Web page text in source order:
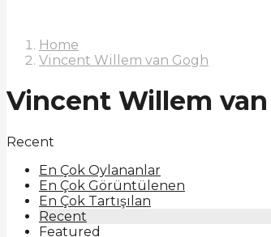
Home
Vincent Willem van Gogh
Vincent Willem van
Recent
En Çok Oylananlar
En Çok Görüntülenen
En Çok Tartışılan
Recent
Featured